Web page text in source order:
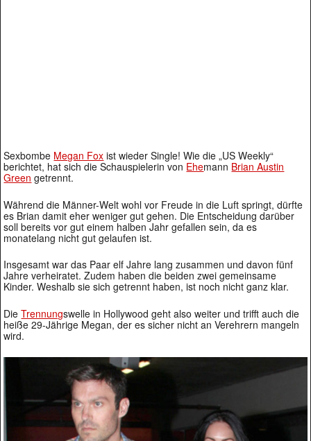
Sexbombe Megan Fox ist wieder Single! Wie die „US Weekly“
berichtet, hat sich die Schauspielerin von Ehemann Brian Austin
Green getrennt.
Während die Männer-Welt wohl vor Freude in die Luft springt, dürfte
es Brian damit eher weniger gut gehen. Die Entscheidung darüber
soll bereits vor gut einem halben Jahr gefallen sein, da es
monatelang nicht gut gelaufen ist.
Insgesamt war das Paar elf Jahre lang zusammen und davon fünf
Jahre verheiratet. Zudem haben die beiden zwei gemeinsame
Kinder. Weshalb sie sich getrennt haben, ist noch nicht ganz klar.
DieTrennungswelle in Hollywood geht also weiter und trifft auch die
heiße 29-Jährige Megan, der es sicher nicht an Verehrern mangeln
wird.